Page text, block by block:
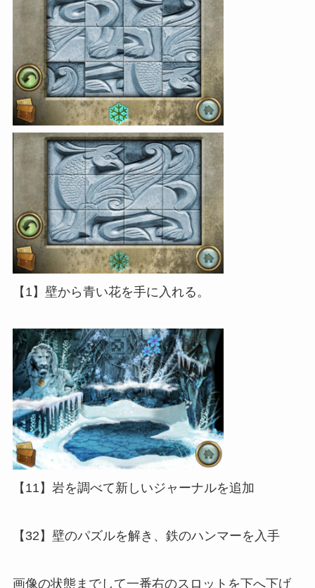
【1】壁から青い花を手に入れる。
【11】岩を調べて新しいジャーナルを追加
【32】壁のパズルを解き、鉄のハンマーを入手
画像の状態までして一番右のスロットを下へ下げ